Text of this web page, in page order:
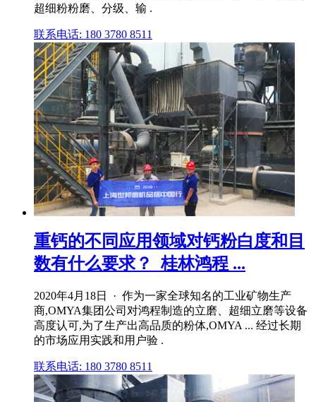
超细粉粉磨、分级、输 .
联系电话: 180 3780 8511
重钙的不同应用领域对钙粉白度和目
数有什么要求？_桂林鸿程 ...
2020年4月18日 · 作为一家全球知名的工业矿物生产
商,OMYA集团公司对鸿程制造的立磨、超细立磨等设备
高度认可,为了生产出高品质的粉体,OMYA ... 经过长期
的市场应用实践和用户验 .
联系电话: 180 3780 8511